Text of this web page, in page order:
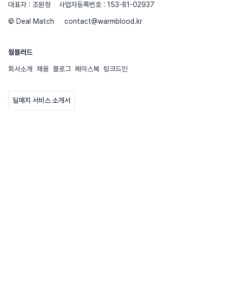
대표자 : 조원정 사업자등록번호 : 153-81-02937
© Deal Match contact@warmblood.kr
웜블러드
회사소개 채용 블로그 페이스북 링크드인
딜매치 서비스 소개서